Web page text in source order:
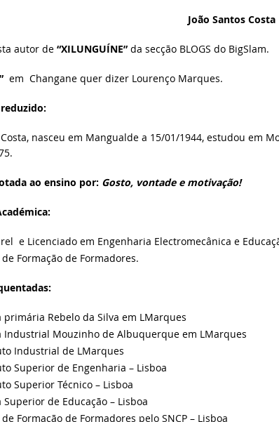
João Santos Costa
autor de“XILUNGUÍNE”da secção BLOGS do BigSlam.
em Changane quer dizer Lourenço Marques.
Costa, nasceu em Mangualde a 15/01/1944, estudou em
ao ensino por: Gosto, vontade e motivação!
e Licenciado em Engenharia Electromecânica e
Formação de Formadores.
primária Rebelo da Silva em LMarques
Industrial Mouzinho de Albuquerque em LMarques
Industrial de LMarques
Superior de Engenharia – Lisboa
Superior Técnico – Lisboa
Superior de Educação – Lisboa
Formação de Formadores pelo SNCP – Lisboa